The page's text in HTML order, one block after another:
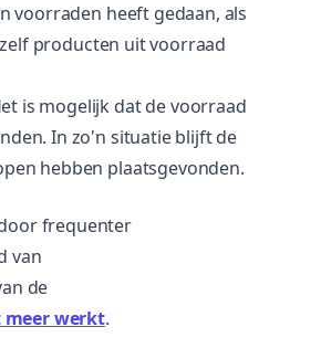
voorraden heeft gedaan, als
producten uit voorraad
is mogelijk dat de voorraad
In zo'n situatie blijft de
hebben plaatsgevonden.
frequenter
van
de
werkt.